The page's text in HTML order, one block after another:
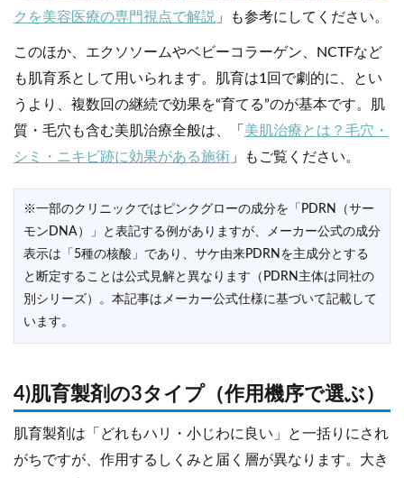
クを美容医療の専門視点で解説 」も参考にしてください。
このほか、エクソソームやベビーコラーゲン、NCTFなど
も肌育系として用いられます。肌育は1回で劇的に、とい
うより、複数回の継続で効果を“育てる”のが基本です。肌
質・毛穴も含む美肌治療全般は、「 美肌治療とは？毛穴・
シミ・ニキビ跡に効果がある施術 」もご覧ください。
※一部のクリニックではピンクグローの成分を「PDRN（サー
モンDNA）」と表記する例がありますが、メーカー公式の成分
表示は「5種の核酸」であり、サケ由来PDRNを主成分とする
と断定することは公式見解と異なります（PDRN主体は同社の
別シリーズ）。本記事はメーカー公式仕様に基づいて記載して
います。
4)肌育製剤の3タイプ（作用機序で選ぶ）
肌育製剤は「どれもハリ・小じわに良い」と一括りにされ
がちですが、作用するしくみと届く層が異なります。大き